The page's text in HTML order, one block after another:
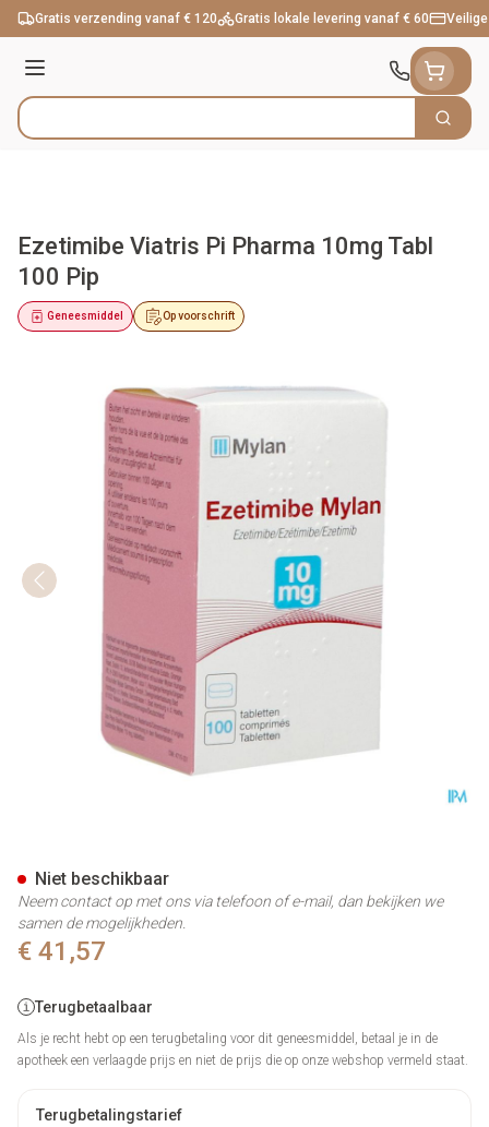
Ga naar de inhoud
Gratis verzending vanaf € 120 Gratis lokale levering vanaf € 60
Menu
Product, merk, categorie... Zoek
Ezetimibe Viatris Pi Pharma 10mg Tabl
100 Pip
Op voorschrift
Geneesmiddel
€ 41,57
Terugbetaalbaar
Als je recht hebt op een terugbetaling voor dit geneesmiddel, betaal je in de
apotheek een verlaagde prijs en niet de prijs die op onze webshop vermeld staat.
Terugbetalingstarief
Niet beschikbaar
Neem contact op met ons via telefoon of e-mail, dan bekijken we
samen de mogelijkheden.